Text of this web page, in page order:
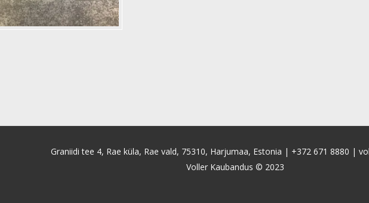
Graniidi tee 4, Rae küla, Rae vald, 75310, Harjumaa, Estonia | +372 671 8880 |
Voller Kaubandus © 2023